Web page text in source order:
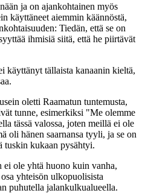
ja on ajankohtainen myös
käyttäneet aiemmin käännöstä,
Tiedän, että se on
ihmisiä siitä, että he piirtävät
käyttänyt tällaista kanaanin kieltä,
oletti Raamatun tuntemusta,
tunne, esimerkiksi "Me olemme
tässä valossa, joten meillä ei ole
oli hänen saarnansa tyyli, ja se on
tuskin kukaan pysähtyi.
ei ole yhtä huono kuin vanha,
yhteisön ulkopuolisista
puhutella jalankulkualueella.